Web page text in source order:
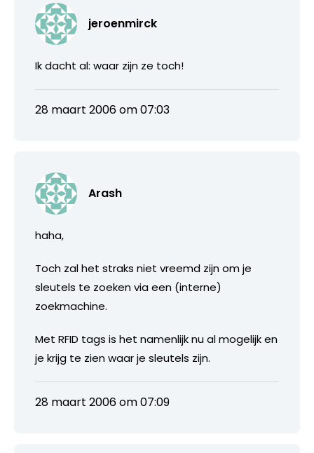
jeroenmirck
Ik dacht al: waar zijn ze toch!
28 maart 2006 om 07:03
Arash
haha,
Toch zal het straks niet vreemd zijn om je
sleutels te zoeken via een (interne)
zoekmachine.
Met RFID tags is het namenlijk nu al mogelijk en
je krijg te zien waar je sleutels zijn.
28 maart 2006 om 07:09